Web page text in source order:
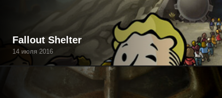
Fallout Shelter
14 июля 2016